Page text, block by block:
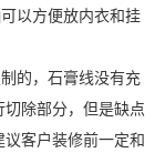
以方便放内衣和挂
的，石膏线没有充
除部分，但是缺点
客户装修前一定和